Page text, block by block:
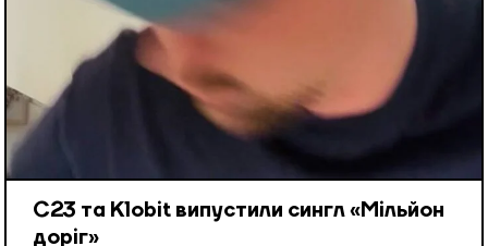
С23 та Klobit випустили сингл «Мільйон
доріг»